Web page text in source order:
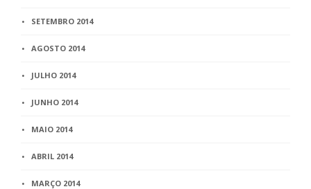
SETEMBRO 2014
AGOSTO 2014
JULHO 2014
JUNHO 2014
MAIO 2014
ABRIL 2014
MARÇO 2014